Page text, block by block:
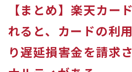
【まとめ】楽天カー
れると、カードの利
り遅延損害金を請求